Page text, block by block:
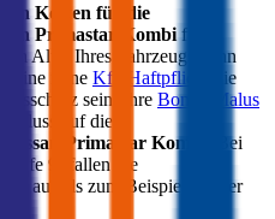
Kosten für die
Primastar Kombi für
Alter Ihres Fahrzeugs kann
eine reine Kfz-Haftpflicht
die
sein. Ihre Bonus-Malus
auf die
Nissan Primastar Kombi
. Bei
9) fallen die
aus als zum Beispiel bei der